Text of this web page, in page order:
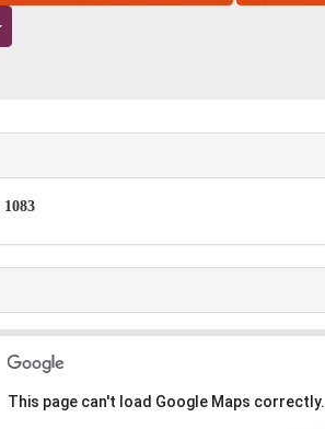
Toggle Dropdown
1083
This page can't load Google Maps correctly.